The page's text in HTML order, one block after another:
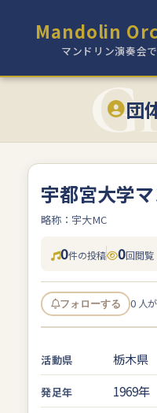
Mandolin
マンドリン演奏会
団
宇都宮大学
略称：宇大MC
0件の投稿 0回閲覧
フォローする 0 人
活動県 栃木県
発足年 1969年